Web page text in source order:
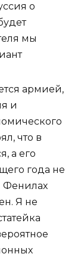
о
мы
армией,
и
что в
а его
года не
Фенилах
Я не